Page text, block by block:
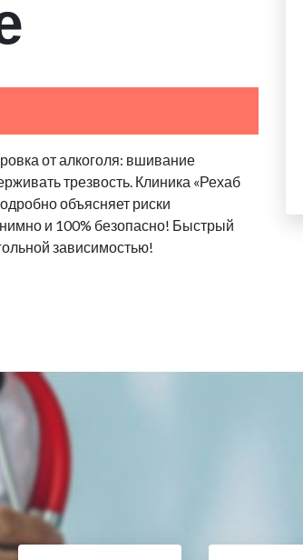
от алкоголя: вшивание
трезвость. Клиника «Рехаб
объясняет риски
и 100% безопасно! Быстрый
зависимостью!